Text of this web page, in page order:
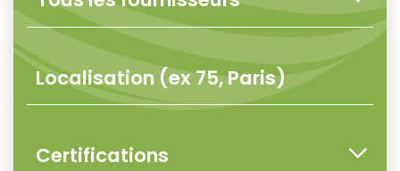
Certifications